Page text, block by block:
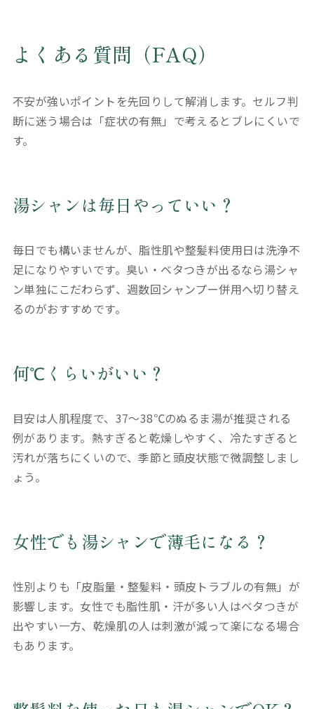
よくある質問（FAQ）
不安が強いポイントを先回りして解消します。セルフ判
断に迷う場合は「症状の有無」で考えるとブレにくいで
す。
湯シャンは毎日やっていい？
毎日でも構いませんが、脂性肌や整髪料使用日は洗浄不
足になりやすいです。臭い・ベタつきが出るなら湯シャ
ン単独にこだわらず、週数回シャンプー併用へ切り替え
るのがおすすめです。
何℃くらいがいい？
目安は人肌程度で、37〜38℃のぬるま湯が推奨される
例があります。熱すぎると乾燥しやすく、冷たすぎると
汚れが落ちにくいので、季節と頭皮状態で微調整しまし
ょう。
女性でも湯シャンで薄毛になる？
性別よりも「皮脂量・整髪料・頭皮トラブルの有無」が
影響します。女性でも脂性肌・汗が多い人はベタつきが
出やすい一方、乾燥肌の人は刺激が減って楽になる場合
もあります。